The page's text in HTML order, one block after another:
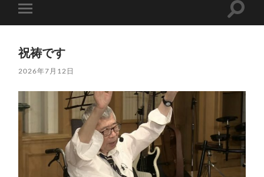
モ
バ
ル
メ
ュ
を
切
り
え
る
検
え
る
祝祷です
2026年7月12日